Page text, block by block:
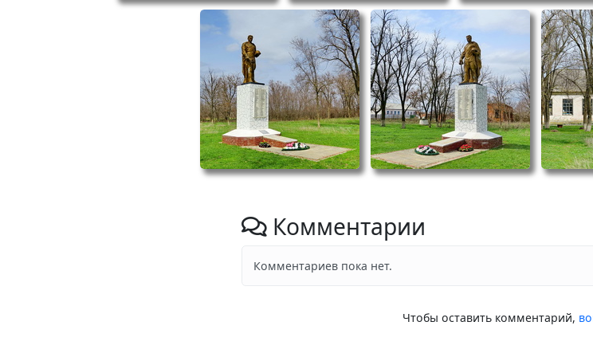
Комментарии
Комментариев пока нет.
Чтобы оставить комментарий,